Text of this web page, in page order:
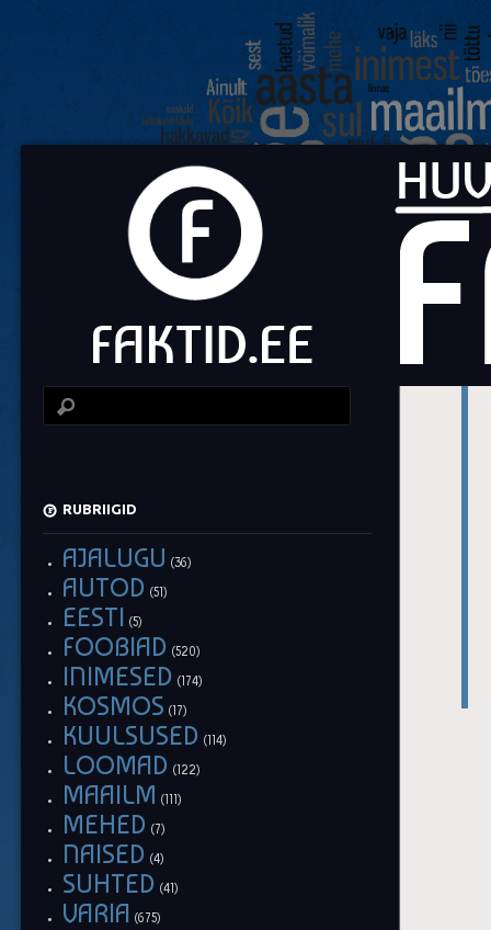
RUBRIIGID
AJALUGU (36)
AUTOD (51)
EESTI (5)
FOOBIAD (520)
INIMESED (174)
KOSMOS (17)
KUULSUSED (114)
LOOMAD (122)
MAAILM (111)
MEHED (7)
NAISED (4)
SUHTED (41)
VARIA (675)